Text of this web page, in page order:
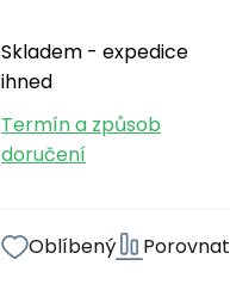
Skladem - expedice
ihned
Termín a způsob
doručení
Oblíbený Porovnat